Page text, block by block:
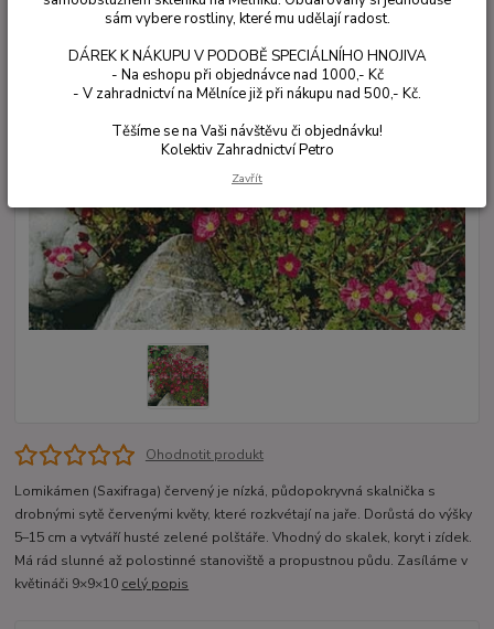
Ohodnotit produkt
Lomikámen (Saxifraga) červený je nízká, půdopokryvná skalnička s
drobnými sytě červenými květy, které rozkvétají na jaře. Dorůstá do výšky
5–15 cm a vytváří husté zelené polštáře. Vhodný do skalek, koryt i zídek.
Má rád slunné až polostinné stanoviště a propustnou půdu. Zasíláme v
květináči 9×9×10 celý popis
sám vybere rostliny, které mu udělají radost.
DÁREK K NÁKUPU V PODOBĚ SPECIÁLNÍHO HNOJIVA
- Na eshopu při objednávce nad 1000,- Kč
- V zahradnictví na Mělníce již při nákupu nad 500,- Kč.
Těšíme se na Vaši návštěvu či objednávku!
Kolektiv Zahradnictví Petro
Zavřít